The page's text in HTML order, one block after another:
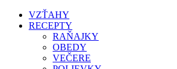
VZŤAHY
RECEPTY
RAŇAJKY
OBEDY
VEČERE